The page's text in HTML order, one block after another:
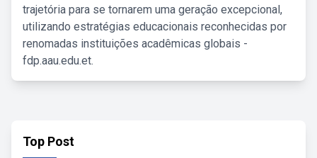
trajetória para se tornarem uma geração excepcional,
utilizando estratégias educacionais reconhecidas por
renomadas instituições acadêmicas globais -
fdp.aau.edu.et.
Top Post